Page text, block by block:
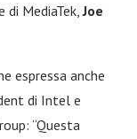
di MediaTek,Joe
espressa anche
di Intel e
“Questa